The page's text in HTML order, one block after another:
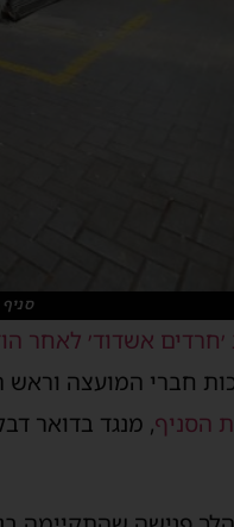
אשדוד׳ לאחר
חברי המועצה וראש
הסניף, מנגד בדואר